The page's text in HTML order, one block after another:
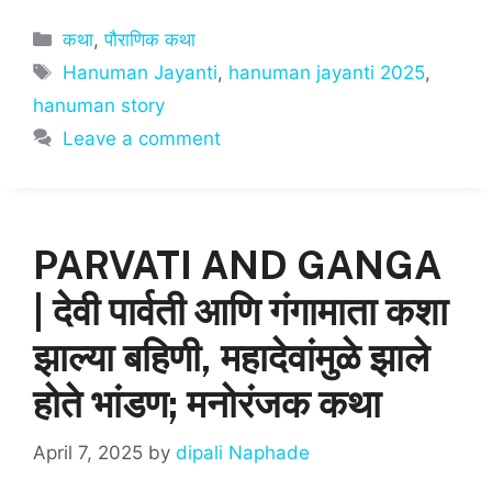
at
s
A
p
c
e
b
o
ai
l
e
Categories
कथा,पौराणिक कथा
Tags
Hanuman Jayanti, hanuman jayanti 2025,
hanuman story
Leave a comment
PARVATI AND GANGA
| देवी पार्वती आणि गंगामाता कशा
झाल्या बहिणी, महादेवांमुळे झाले
होते भांडण; मनोरंजक कथा
April 7, 2025 by dipali Naphade